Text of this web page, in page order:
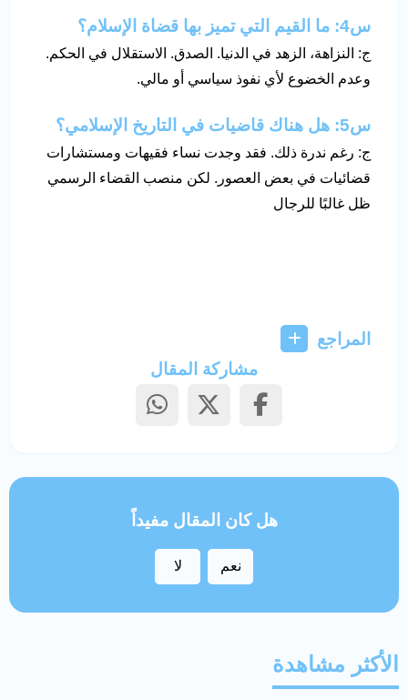
س4: ما القيم التي تميز بها قضاة الإسلام؟
ج: النزاهة، الزهد في الدنيا. الصدق. الاستقلال في الحكم.
وعدم الخضوع لأي نفوذ سياسي أو مالي.
س5: هل هناك قاضيات في التاريخ الإسلامي؟
ج: رغم ندرة ذلك. فقد وجدت نساء فقيهات ومستشارات
قضائيات في بعض العصور. لكن منصب القضاء الرسمي
ظل غالبًا للرجال
المراجع
مشاركة المقال
هل كان المقال مفيداً
نعم لا
الأكثر مشاهدة